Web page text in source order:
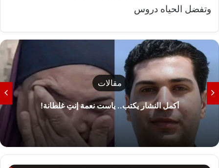
وتفضل الحياه دروس
مقالات
أكمل النشار يكتب.. ياست نعمة إنتِ غلطانة!